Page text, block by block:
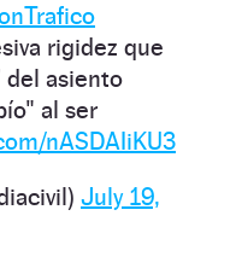
rigidez que
del asiento
al ser
nASDAIiKU3
July 19,